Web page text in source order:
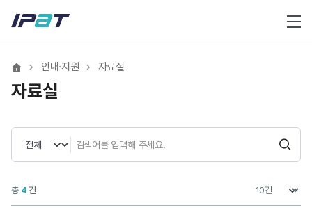
메뉴
안내·지원 자료실
자료실
검색
총 4 건